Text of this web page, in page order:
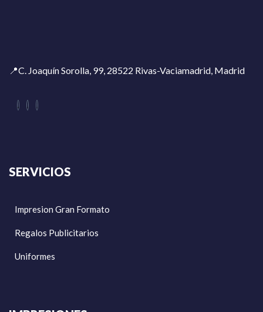
📍C. Joaquín Sorolla, 99, 28522 Rivas-Vaciamadrid, Madrid
SERVICIOS
Impresion Gran Formato
Regalos Publicitarios
Uniformes